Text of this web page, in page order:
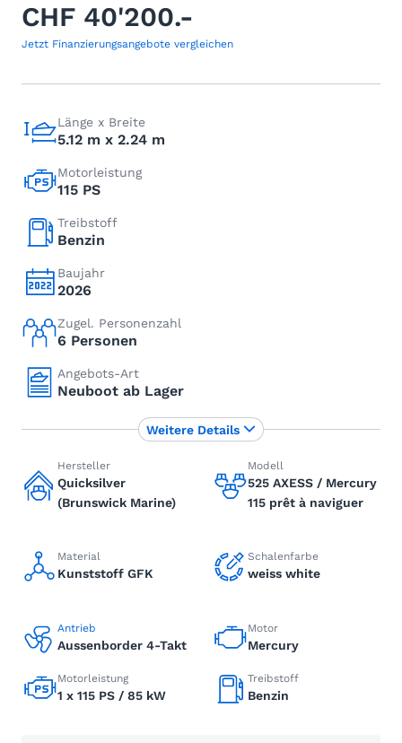
CHF 40'200.-
Jetzt Finanzierungsangebote vergleichen
Länge x Breite
5.12 m x 2.24 m
Motorleistung
115 PS
Treibstoff
Benzin
Baujahr
2026
Zugel. Personenzahl
6 Personen
Angebots-Art
Neuboot ab Lager
Hersteller
Quicksilver
(Brunswick Marine)
Modell
525 AXESS / Mercury
115 prêt à naviguer
Material
Kunststoff GFK
Schalenfarbe
weiss white
Antrieb
Aussenborder 4-Takt
Motor
Mercury
Motorleistung
1 x 115 PS / 85 kW
Treibstoff
Benzin
Weitere Details